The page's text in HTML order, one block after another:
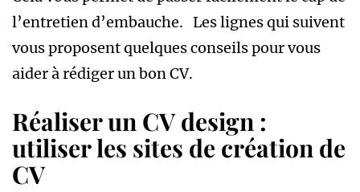
l’entretien d’embauche. Les lignes qui suivent
vous proposent quelques conseils pour vous
aider à rédiger un bon CV.
Réaliser un CV design :
utiliser les sites de création de
CV